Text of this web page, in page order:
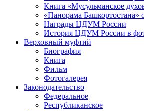
Книга «Мусульманское
«Панорама
Награды ЦДУМ России
История ЦДУМ России в
Верховный муфтий
Биография
Книга
Фильм
Фотогалерея
Законодательство
Федеральное
Республиканское